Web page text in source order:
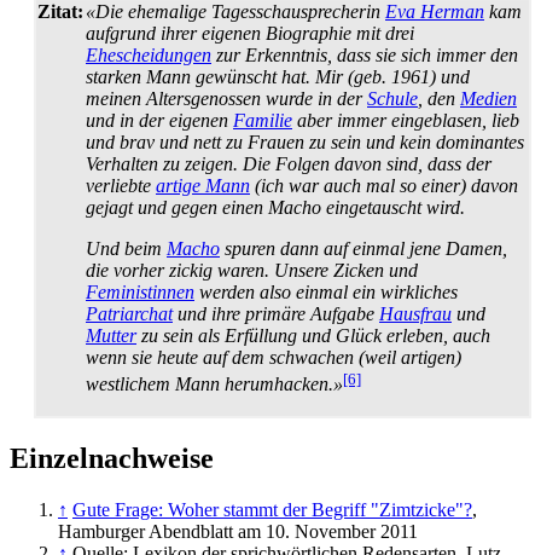
Zitat: «Die ehemalige Tagesschausprecherin Eva Herman kam
aufgrund ihrer eigenen Biographie mit drei
Ehescheidungen zur Erkenntnis, dass sie sich immer den
starken Mann gewünscht hat. Mir (geb. 1961) und
meinen Alters­genossen wurde in derSchule , den Medien
und in der eigenen Familie aber immer eingeblasen, lieb
und brav und nett zu Frauen zu sein und kein dominantes
Verhalten zu zeigen. Die Folgen davon sind, dass der
verliebte artige Mann (ich war auch mal so einer) davon
gejagt und gegen einen Macho eingetauscht wird.
Und beim Macho spuren dann auf einmal jene Damen,
die vorher zickig waren. Unsere Zicken und
Feministinnen werden also einmal ein wirkliches
Patriarchatund ihre primäre Aufgabe Hausfrau und
Mutterzu sein als Erfüllung und Glück erleben, auch
wenn sie heute auf dem schwachen (weil artigen)
westlichem Mann herumhacken.»[6]
Einzelnachweise
↑ Gute Frage: Woher stammt der Begriff "Zimtzicke"?,
Hamburger Abendblatt am 10. November 2011